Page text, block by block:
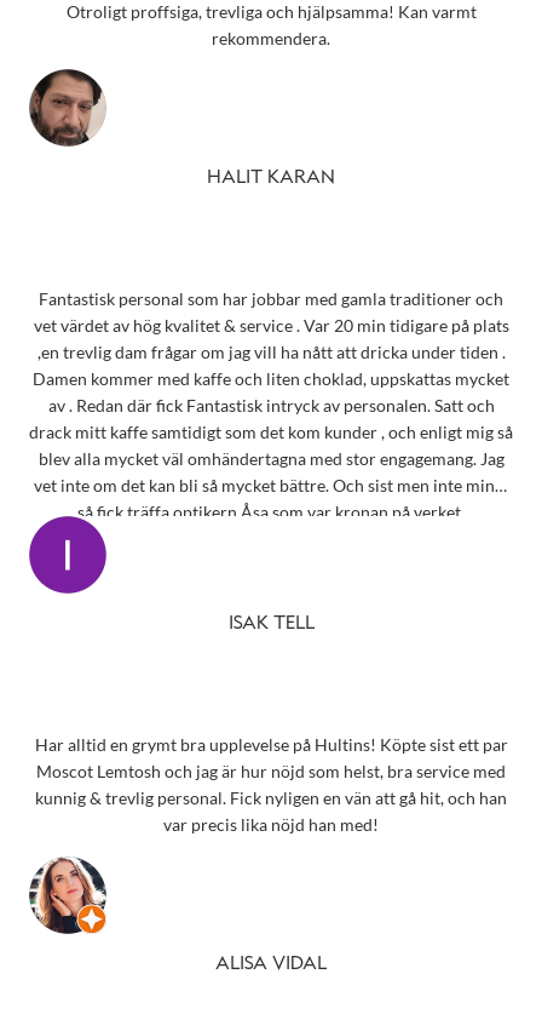
Otroligt proffsiga, trevliga och hjälpsamma! Kan varmt
rekommendera.
HALIT KARAN
Fantastisk personal som har jobbar med gamla traditioner och
vet värdet av hög kvalitet & service . Var 20 min tidigare på plats
,en trevlig dam frågar om jag vill ha nått att dricka under tiden .
Damen kommer med kaffe och liten choklad, uppskattas mycket
av . Redan där fick Fantastisk intryck av personalen. Satt och
drack mitt kaffe samtidigt som det kom kunder , och enligt mig så
blev alla mycket väl omhändertagna med stor engagemang. Jag
vet inte om det kan bli så mycket bättre. Och sist men inte minst
så fick träffa optikern Åsa som var kronan på verket.
ISAK TELL
Har alltid en grymt bra upplevelse på Hultins! Köpte sist ett par
Moscot Lemtosh och jag är hur nöjd som helst, bra service med
kunnig & trevlig personal. Fick nyligen en vän att gå hit, och han
var precis lika nöjd han med!
ALISA VIDAL